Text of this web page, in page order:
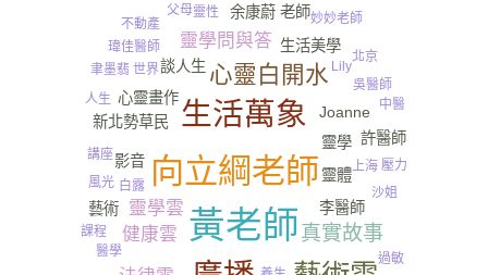
黃老師
向立綱老師
生活萬象
心靈白開水
真實故事
健康雲
靈學問與答
靈學雲 李醫師
靈體
Joanne
新北勢草民
靈學
心靈畫作
影音
談人生
生活美學
余康蔚 老師
藝術
許醫師
上海
Lily
白露 沙姐
醫學
瑋佳醫師
聿墨翡
講座
風光
吳醫師
父母
課程
世界
中醫
過敏
靈性
不動產
北京
人生
妙妙老師
壓力